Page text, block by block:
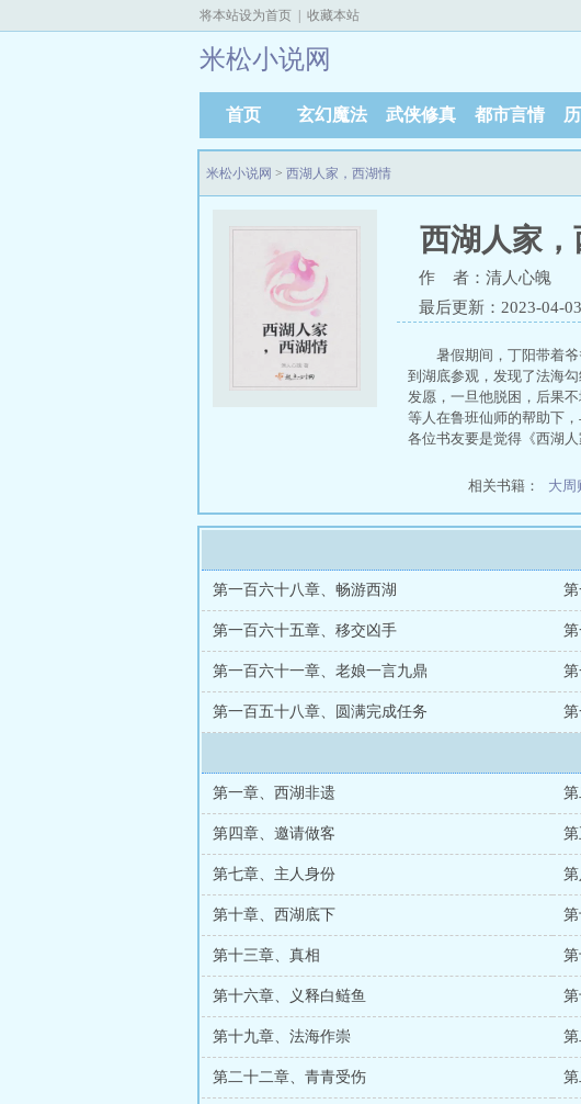
将本站设为首页 收藏本站
米松小说网
首页 玄幻魔法 武侠修真 都市言情
米松小说网 > 西湖人家，西湖情
西湖人家
作 者：清人心魄
最后更新：2023-04-
暑假期间，丁阳带着
到湖底参观，发现了法海
发愿，一旦他脱困，后果
等人在鲁班仙师的帮助下
各位书友要是觉得《西湖
相关书籍： 大周
第一百六十八章、畅游西湖
第一百六十五章、移交凶手
第一百六十一章、老娘一言九鼎
第一百五十八章、圆满完成任务
第一章、西湖非遗
第四章、邀请做客
第七章、主人身份
第十章、西湖底下
第十三章、真相
第十六章、义释白鲢鱼
第十九章、法海作崇
第二十二章、青青受伤